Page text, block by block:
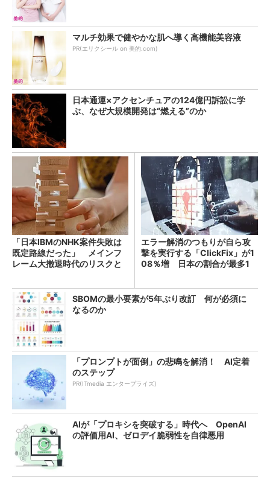
マルチ効果で健やかな肌へ導く高機能美容液
PR(エリクシール on 美的.com)
日本通運×アクセンチュアの124億円訴訟に学
ぶ、なぜ大規模開発は“燃える”のか
「日本IBMのNHK案件失敗は
既定路線だった」 メインフ
レーム大撤退時代のリスクと
エラー解消のつもりが自ら攻
撃を実行する「ClickFix」が1
08％増 日本の割合が最多1
SBOMの最小要素が5年ぶり改訂 何が必須に
なるのか
「プロンプトが面倒」の悲鳴を解消！ AI定着
のステップ
PR(ITmedia エンタープライズ)
AIが「プロキシを突破する」時代へ OpenAI
の評価用AI、ゼロデイ脆弱性を自律悪用